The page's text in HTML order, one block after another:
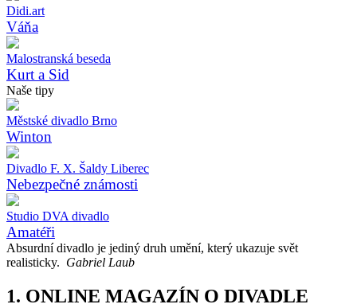
Didi.art
Váňa
Malostranská beseda
Kurt a Sid
Naše tipy
Městské divadlo Brno
Winton
Divadlo F. X. Šaldy Liberec
Nebezpečné známosti
Studio DVA divadlo
Amatéři
Absurdní divadlo je jediný druh umění, který ukazuje svět
realisticky. Gabriel Laub
1. ONLINE MAGAZÍN O DIVADLE